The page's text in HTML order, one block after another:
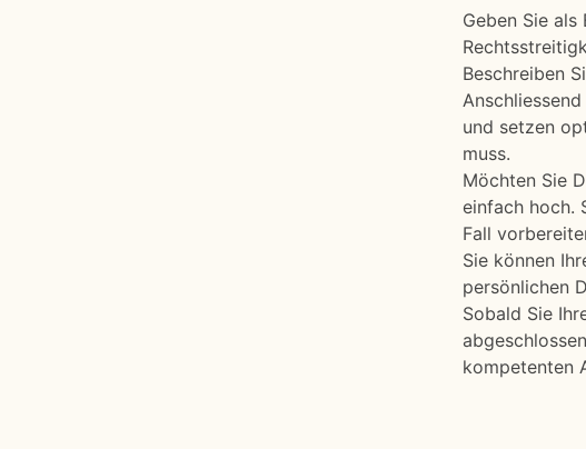
Geben Sie
Beschreiben
und setzen
muss.
Möchten Sie
einfach hoch.
Fall
Sie können
persönlichen
Sobald Sie
kompetenten